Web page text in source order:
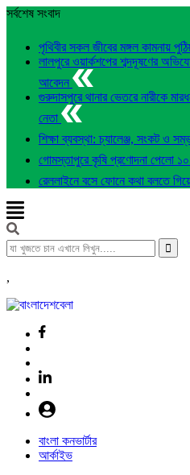
সর্বশেষ সংবাদ
পৃথিবীর সকল জীবের মঙ্গল কামনায়
লালপুরে ওয়ার্কশপের শব্দদূষণের
আবেদন
গুরুদাসপুরে থানার ভেতরে নারীকে
নেতা
শিক্ষা ব্যবস্থা: চ্যালেঞ্জ, সংকট ও
গোমস্তাপুরে কৃষি প্রণোদনা পেলো
রেললাইনে বসে ফোনে কথা বলতে
,
বাংলা কনভার্টার
আর্কাইভ